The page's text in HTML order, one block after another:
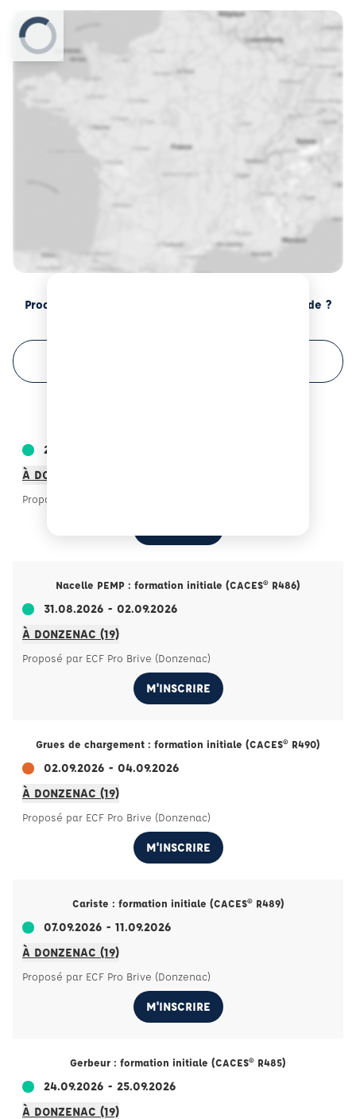
Prochaines sessions de formation à Brive-la-Gaillarde ?
24.08.2026 - 28.08.2026
À DONZENAC (19)
Proposé par ECF Pro Brive (Donzenac)
Nacelle PEMP : formation initiale (CACES® R486)
31.08.2026 - 02.09.2026
À DONZENAC (19)
Proposé par ECF Pro Brive (Donzenac)
M'INSCRIRE
Grues de chargement : formation initiale (CACES® R490)
02.09.2026 - 04.09.2026
À DONZENAC (19)
Proposé par ECF Pro Brive (Donzenac)
M'INSCRIRE
Cariste : formation initiale (CACES® R489)
07.09.2026 - 11.09.2026
À DONZENAC (19)
Proposé par ECF Pro Brive (Donzenac)
M'INSCRIRE
Gerbeur : formation initiale (CACES® R485)
24.09.2026 - 25.09.2026
À DONZENAC (19)